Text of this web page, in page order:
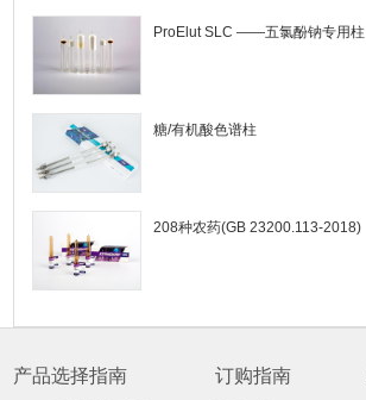
ProElut SLC ——五氯酚钠专用柱
糖/有机酸色谱柱
208种农药(GB 23200.113-2018)
产品选择指南 订购指南